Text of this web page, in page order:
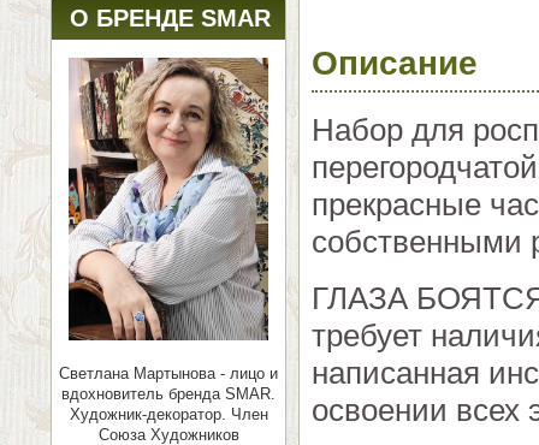
О БРЕНДЕ SMAR
Светлана Мартынова - лицо и
вдохновитель бренда SMAR.
Художник-декоратор. Член
Союза Художников
Описание
Набор для
прекрасные
собственными
ГЛАЗА
требует
написанная
освоении всех